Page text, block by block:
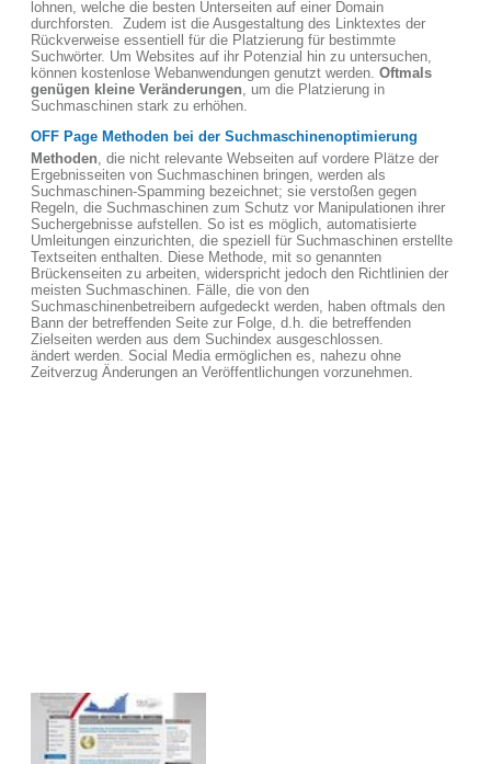
lohnen, welche die besten Unterseiten auf einer Domain
durchforsten. Zudem ist die Ausgestaltung des Linktextes der
Rückverweise essentiell für die Platzierung für bestimmte
Suchwörter. Um Websites auf ihr Potenzial hin zu untersuchen,
können kostenlose Webanwendungen genutzt werden. Oftmals
genügen kleine Veränderungen, um die Platzierung in
Suchmaschinen stark zu erhöhen.
OFF Page Methoden bei der Suchmaschinenoptimierung
Methoden, die nicht relevante Webseiten auf vordere Plätze der
Ergebnisseiten von Suchmaschinen bringen, werden als
Suchmaschinen-Spamming bezeichnet; sie verstoßen gegen
Regeln, die Suchmaschinen zum Schutz vor Manipulationen ihrer
Suchergebnisse aufstellen. So ist es möglich, automatisierte
Umleitungen einzurichten, die speziell für Suchmaschinen erstellte
Textseiten enthalten. Diese Methode, mit so genannten
Brückenseiten zu arbeiten, widerspricht jedoch den Richtlinien der
meisten Suchmaschinen. Fälle, die von den
Suchmaschinenbetreibern aufgedeckt werden, haben oftmals den
Bann der betreffenden Seite zur Folge, d.h. die betreffenden
Zielseiten werden aus dem Suchindex ausgeschlossen.
ändert werden. Social Media ermöglichen es, nahezu ohne
Zeitverzug Änderungen an Veröffentlichungen vorzunehmen.